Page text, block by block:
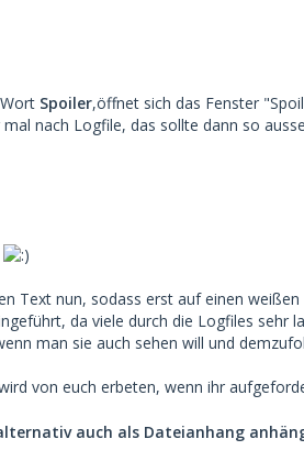
Spoiler,öffnet sich das Fenster
nach Logfile, das sollte dann so
Text nun, sodass erst auf einen
da viele durch die Logfiles sehr
man sie auch sehen will und
von euch erbeten, wenn ihr
auch als Dateianhang